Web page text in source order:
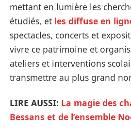
mettant en lumière les
étudiés, et les diffuse en
spectacles, concerts et
vivre ce patrimoine et
ateliers et interventions
transmettre au plus grand
LIRE AUSSI: La magie des
Bessans et de l’ensemble